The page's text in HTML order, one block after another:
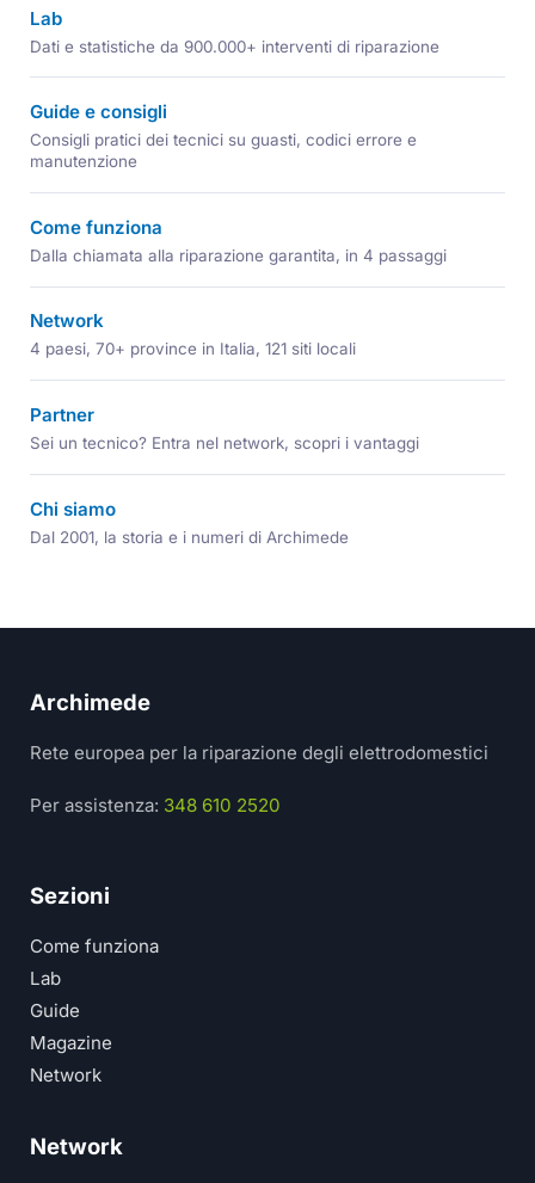
Lab
Dati e statistiche da 900.000+ interventi di riparazione
Guide e consigli
Consigli pratici dei tecnici su guasti, codici errore e
manutenzione
Come funziona
Dalla chiamata alla riparazione garantita, in 4 passaggi
Network
4 paesi, 70+ province in Italia, 121 siti locali
Partner
Sei un tecnico? Entra nel network, scopri i vantaggi
Chi siamo
Dal 2001, la storia e i numeri di Archimede
Archimede
Rete europea per la riparazione degli elettrodomestici
Per assistenza: 348 610 2520
Sezioni
Come funziona
Lab
Guide
Magazine
Network
Network